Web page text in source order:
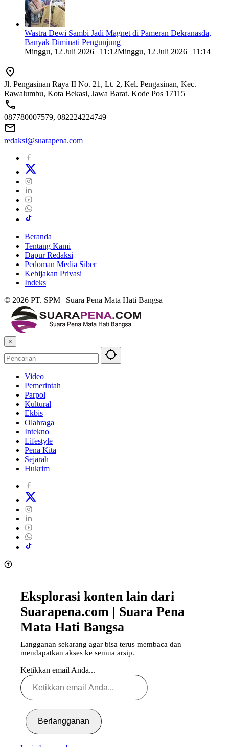
Wastra Dewi Sambi Jadi Magnet di Pameran Dekranasda,
Banyak Diminati Pengunjung
Minggu, 12 Juli 2026 | 11:12Minggu, 12 Juli 2026 | 11:14
Jl. Pengasinan Raya II No. 21, Lt. 2, Kel. Pengasinan, Kec.
Rawalumbu, Kota Bekasi, Jawa Barat. Kode Pos 17115
087780007579, 082224224749
redaksi@suarapena.com
Beranda
Tentang Kami
Dapur Redaksi
Pedoman Media Siber
Kebijakan Privasi
Indeks
© 2026 PT. SPM | Suara Pena Mata Hati Bangsa
×
Video
Pemerintah
Parpol
Kultural
Ekbis
Olahraga
Intekno
Lifestyle
Pena Kita
Sejarah
Hukrim
Eksplorasi konten lain dari
Suarapena.com | Suara Pena
Mata Hati Bangsa
Langganan sekarang agar bisa terus membaca dan
mendapatkan akses ke semua arsip.
Ketikkan email Anda...
Berlangganan